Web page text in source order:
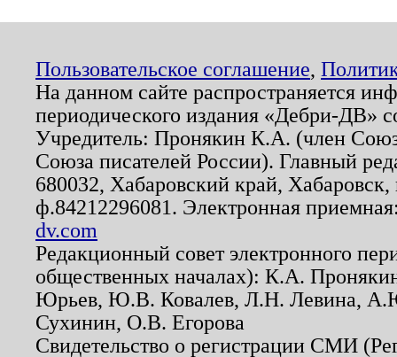
Пользовательское соглашение,
На данном сайте распространяется
периодического издания «Дебри-ДВ»
Учредитель: Пронякин К.А. (член
Союза писателей России). Главный
680032, Хабаровский край,
ф.84212296081. Электронная
dv.com
Редакционный совет электронного
общественных началах): К.А.
Юрьев, Ю.В. Ковалев, Л.Н. Левина,
Сухинин, О.В. Егорова
Свидетельство о регистрации СМИ